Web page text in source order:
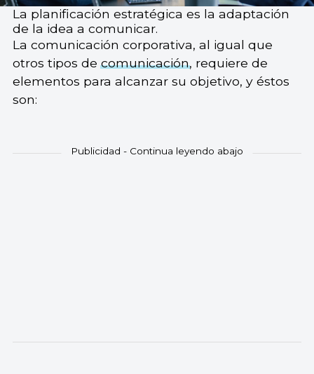
La planificación estratégica es la adaptación
de la idea a comunicar.
La comunicación corporativa, al igual que
otros tipos decomunicación, requiere de
elementos para alcanzar su objetivo, y éstos
son: